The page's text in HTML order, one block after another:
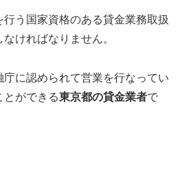
う国家資格のある貸金業務取扱
ければなりません。
に認められて営業を行なってい
とができる東京都の貸金業者で